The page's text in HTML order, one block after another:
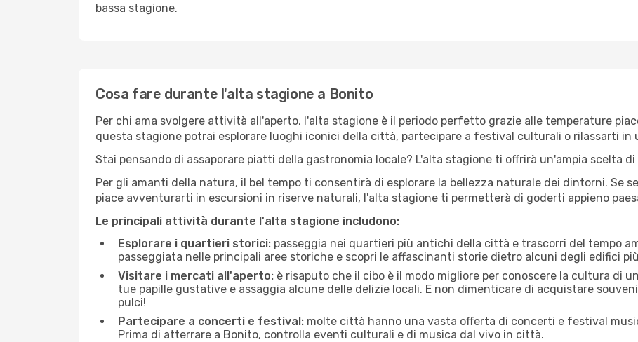
bassa stagione.
Cosa fare durante l'alta stagione a Bonito
Per chi ama svolgere attività all'aperto, l'alta stagione è il periodo perfetto grazie alle temperature
questa stagione potrai esplorare luoghi iconici della città, partecipare a festival culturali o rilassarti in
Stai pensando di assaporare piatti della gastronomia locale? L'alta stagione ti offrirà un'ampia scelta
Per gli amanti della natura, il bel tempo ti consentirà di esplorare la bellezza naturale dei dintorni. Se
piace avventurarti in escursioni in riserve naturali, l'alta stagione ti permetterà di goderti appieno
Le principali attività durante l'alta stagione includono:
Esplorare i quartieri storici: passeggia nei quartieri più antichi della città e trascorri del tempo
passeggiata nelle principali aree storiche e scopri le affascinanti storie dietro alcuni degli edifici
Visitare i mercati all'aperto: è risaputo che il cibo è il modo migliore per conoscere la cultura di
tue papille gustative e assaggia alcune delle delizie locali. E non dimenticare di acquistare
pulci!
Partecipare a concerti e festival: molte città hanno una vasta offerta di concerti e festival
Prima di atterrare a Bonito, controlla eventi culturali e di musica dal vivo in città.